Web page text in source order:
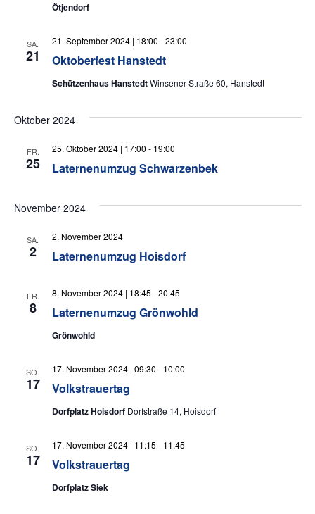
Ötjendorf
SA.
21 Oktoberfest Hanstedt
21. September 2024 | 18:00 -23:00
Schützenhaus HanstedtWinsener Straße 60, Hanstedt
Oktober 2024
FR.
25 Laternenumzug Schwarzenbek
25. Oktober 2024 | 17:00 - 19:00
November 2024
SA.
2 Laternenumzug Hoisdorf
2. November 2024
FR.
8 Laternenumzug Grönwohld
8. November 2024 | 18:45 -20:45
Grönwohld
SO.
17 Volkstrauertag
17. November 2024 | 09:30 - 10:00
Dorfplatz Hoisdorf Dorfstraße 14, Hoisdorf
SO.
17 Volkstrauertag
17. November 2024 | 11:15 - 11:45
Dorfplatz Siek